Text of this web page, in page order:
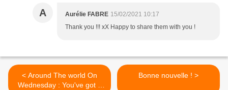
A Aurélie FABRE 15/02/2021 10:17
Thank you !!! xX Happy to share them with you !
< Around The world On
Wednesday : You've got a
Bonne nouvelle ! >